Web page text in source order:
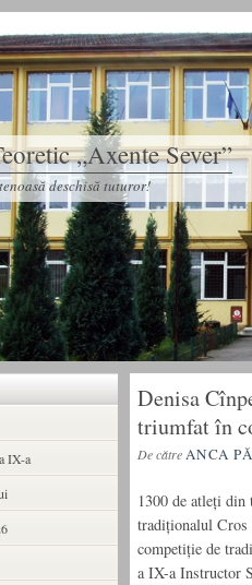
„Axente Sever”
deschisă tuturor!
Denisa
triumfat în
De cătreANCA
1300 de atleți din
tradiționalul Cros
competiție de
a IX-a Instructor
IX-a